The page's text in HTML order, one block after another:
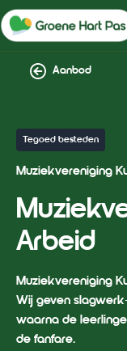
Aanbod
Tegoed besteden
Muziekvereniging
Arbeid
Muziekvereniging
Wij geven
waarna de
de fanfare.